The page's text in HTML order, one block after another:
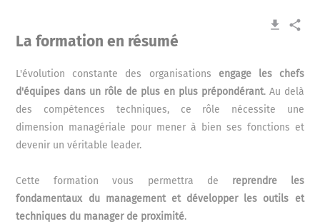
get_app share
La formation en résumé
L'évolution constante des organisations engage les chefs
d'équipes dans un rôle de plus en plus prépondérant. Au delà
des compétences techniques, ce rôle nécessite une
dimension managériale pour mener à bien ses fonctions et
devenir un véritable leader.
Cette formation vous permettra de reprendre les
fondamentaux du management et développer les outils et
techniques du manager de proximité.